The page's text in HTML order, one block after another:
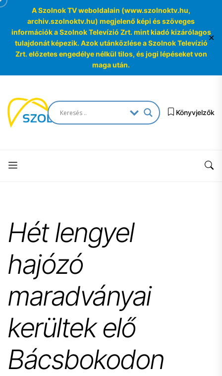
A Szolnok TV weboldalain (www.szolnoktv.hu,
archiv.szolnoktv.hu) megjelenő képi és szöveges
információk a Szolnok Televízió Zrt. mint kiadó kizárólagos
tulajdonát képezik. Azok utánközlése a Szolnok Televízió
Zrt. előzetes engedélye nélkül tilos, és jogi lépéseket von
maga után.
✕
the
content
SzolnokTV
Archívum
Archívum
Könyvjelzők
Hét lengyel
hajózó
maradványai
kerültek elő
Bácsbokodon